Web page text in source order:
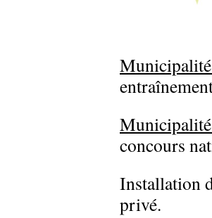
concours
Installation
privé.